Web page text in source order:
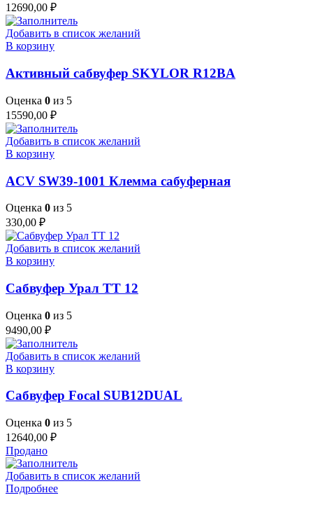
12690,00 ₽
Добавить в список желаний
В корзину
Активный сабвуфер SKYLOR R12BA
Оценка 0 из 5
15590,00 ₽
Добавить в список желаний
В корзину
ACV SW39-1001 Клемма сабуферная
Оценка 0 из 5
330,00 ₽
Добавить в список желаний
В корзину
Сабвуфер Урал ТТ 12
Оценка 0 из 5
9490,00 ₽
Добавить в список желаний
В корзину
Сабвуфер Focal SUB12DUAL
Оценка 0 из 5
12640,00 ₽
Продано
Добавить в список желаний
Подробнее